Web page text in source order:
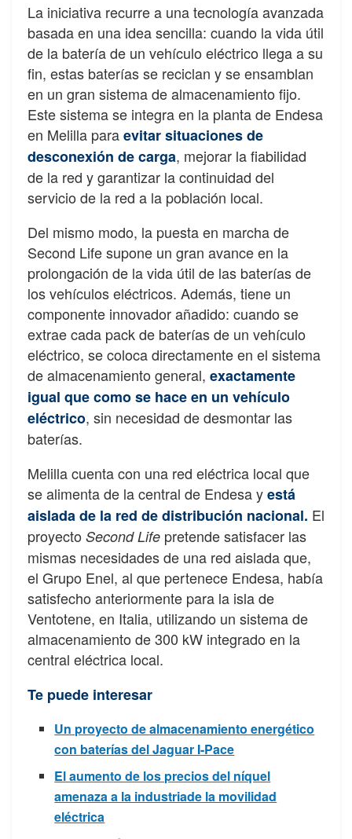
La iniciativa recurre a una tecnología avanzada
basada en una idea sencilla: cuando la vida útil
de la batería de un vehículo eléctrico llega a su
fin, estas baterías se reciclan y se ensamblan
en un gran sistema de almacenamiento fijo.
Este sistema se integra en la planta de Endesa
en Melilla paraevitar situaciones de
desconexión de carga, mejorar la fiabilidad
de la red y garantizar la continuidad del
servicio de la red a la población local.
Del mismo modo, la puesta en marcha de
Second Life supone un gran avance en la
prolongación de la vida útil de las baterías de
los vehículos eléctricos. Además, tiene un
componente innovador añadido: cuando se
extrae cada pack de baterías de un vehículo
eléctrico, se coloca directamente en el sistema
de almacenamiento general, exactamente
igual que como se hace en un vehículo
eléctrico, sin necesidad de desmontar las
baterías.
Melilla cuenta con una red eléctrica local que
se alimenta de la central de Endesa yestá
aislada de la red de distribución nacional. El
proyecto Second Life pretende satisfacer las
mismas necesidades de una red aislada que,
el Grupo Enel, al que pertenece Endesa, había
satisfecho anteriormente para la isla de
Ventotene, en Italia, utilizando un sistema de
almacenamiento de 300 kW integrado en la
central eléctrica local.
Te puede interesar
Un proyecto de almacenamiento energético
con baterías del Jaguar I-Pace
El aumento de los precios del níquel
amenaza a la industriade la movilidad
eléctrica